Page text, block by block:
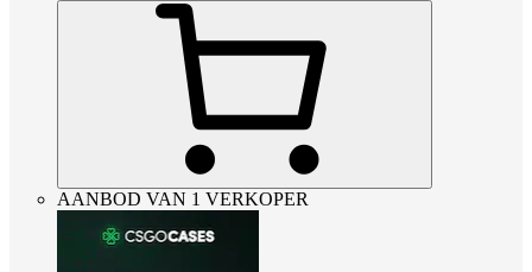
AANBOD VAN 1 VERKOPER